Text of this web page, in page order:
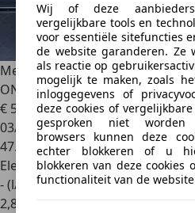
Mercedes-Benz GLE 350E
ONDERHOUDEN I BURME
€ 53.945
03/2021
47.347 km
Elektro/Benzine
- (l/100 km)
2,8
Wij of deze
vergelijkbare tools en
voor essentiële sitefuncties
de website garanderen. Ze
als reactie op
mogelijk te maken, zoals
inloggegevens of
deze cookies of
gesproken niet worden
browsers kunnen deze
echter blokkeren of u
blokkeren van deze cookies
functionaliteit van de